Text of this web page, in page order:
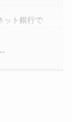
ット銀行で